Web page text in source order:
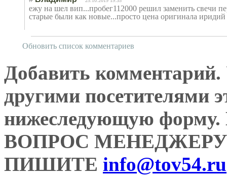
ежу на шел вип...пробег112000 решил заменить свечи
старые были как новые...просто цена оригинала
Обновить список комментариев
Добавить комментарий.
другими посетителями
нижеследующую
ВОПРОС
ПИШИТЕ info@tov54.ru